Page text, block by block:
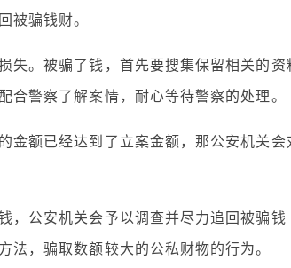
被骗钱财。
失。被骗了钱，首先要搜集保留相关的资
警察了解案情，耐心等待警察的处理。
金额已经达到了立案金额，那公安机关会
，公安机关会予以调查并尽力追回被骗钱
法，骗取数额较大的公私财物的行为。